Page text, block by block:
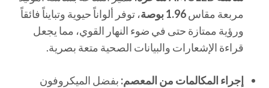
مربعة مقاس1.96 بوصة
، توفر ألواناً حيوية وتبايناً فائقاً
ورؤية ممتازة حتى في ضوء النهار القوي، مما يجعل
قراءة الإشعارات والبيانات الصحية متعة بصرية.
إجراء المكالمات من المعصم: بفضل الميكروفون